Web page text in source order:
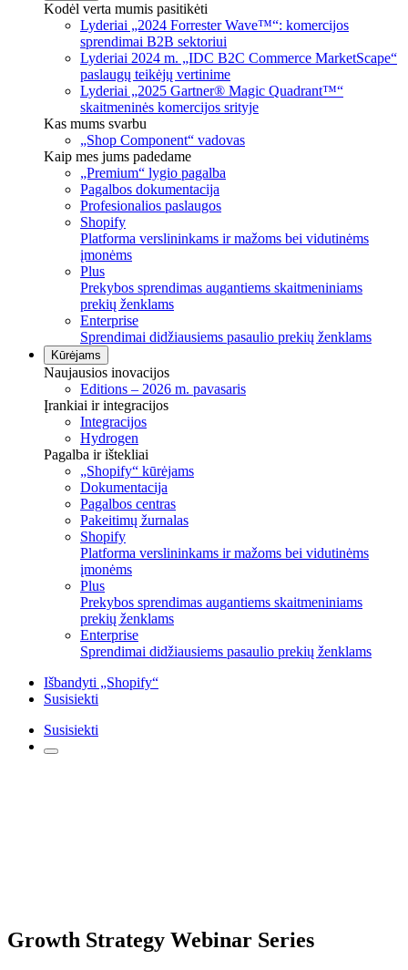
Kodėl verta mumis pasitikėti
Lyderiai „2024 Forrester Wave™“: komercijos
sprendimai B2B sektoriui
Lyderiai 2024 m. „IDC B2C Commerce MarketScape“
paslaugų teikėjų vertinime
Lyderiai „2025 Gartner® Magic Quadrant™“
skaitmeninės komercijos srityje
Kas mums svarbu
„Shop Component“ vadovas
Kaip mes jums padedame
„Premium“ lygio pagalba
Pagalbos dokumentacija
Profesionalios paslaugos
Shopify
Platforma verslininkams ir mažoms bei vidutinėms
įmonėms
Plus
Prekybos sprendimas augantiems skaitmeniniams
prekių ženklams
Enterprise
Sprendimai didžiausiems pasaulio prekių ženklams
Kūrėjams
Naujausios inovacijos
Editions – 2026 m. pavasaris
Įrankiai ir integracijos
Integracijos
Hydrogen
Pagalba ir ištekliai
„Shopify“ kūrėjams
Dokumentacija
Pagalbos centras
Pakeitimų žurnalas
Shopify
Platforma verslininkams ir mažoms bei vidutinėms
įmonėms
Plus
Prekybos sprendimas augantiems skaitmeniniams
prekių ženklams
Enterprise
Sprendimai didžiausiems pasaulio prekių ženklams
Išbandyti „Shopify“
Susisiekti
Susisiekti
Growth Strategy Webinar Series